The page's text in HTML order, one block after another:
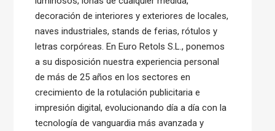
decoración de interiores y exteriores de locales,
naves industriales, stands de ferias, rótulos y
letras corpóreas. En Euro Retols S.L., ponemos
a su disposición nuestra experiencia personal
de más de 25 años en los sectores en
crecimiento de la rotulación publicitaria e
impresión digital, evolucionando día a día con la
tecnología de vanguardia más avanzada y